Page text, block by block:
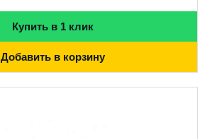
Купить в 1 клик
Добавить в корзину